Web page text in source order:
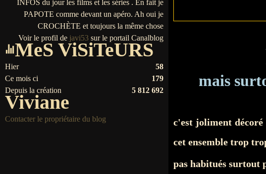
INFOS du jour les films et les séries . En fait je
PAPOTE comme devant un apéro. Ah oui je
CROCHÈTE et toujours la même chose
Voir le profil de javi53 sur le portail Canalblog
MeS ViSiTeURS
Hier
58
Ce mois ci
179
Depuis la création
5 812 692
Viviane
Contacter le propriétaire du blog
mais
c'est joliment
cet ensemble trop
pas habitués surtout